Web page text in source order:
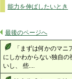
能力を伸ばしたいとき
最後のページへ
「まずは何かのマ
にしかわからない独自
いし、 些....